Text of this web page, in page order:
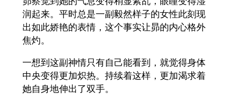
润起来。平时总是一副毅然样子的女性此刻现
出如此娇艳的表情，这个事实让昴的内心格外
焦灼。
一想到这副神情只有自己能看到，就觉得身体
中央变得更加炽热。持续着这样，更加渴求着
她自身地伸出了双手。